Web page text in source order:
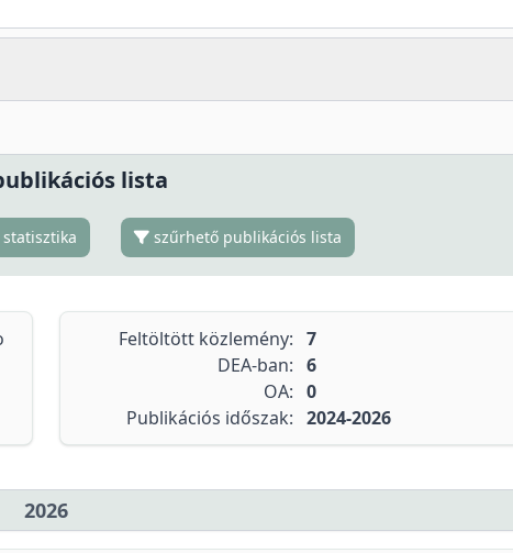
lista
statisztika szűrhető publikációs lista
Feltöltött közlemény: 7
DEA-ban: 6
OA: 0
Publikációs időszak: 2024-2026
2026